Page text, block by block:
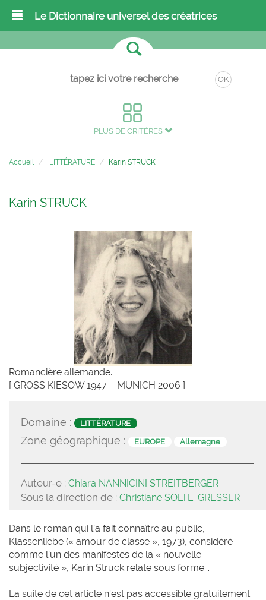
Le Dictionnaire universel des créatrices
OK
PLUS DE CRITÈRES
Accueil LITTÉRATURE Karin STRUCK
Karin STRUCK
Romancière allemande.
[ GROSS KIESOW 1947 – MUNICH 2006 ]
Domaine : LITTÉRATURE
Zone géographique : EUROPE Allemagne
Auteur-e : Chiara NANNICINI STREITBERGER
Sous la direction de : Christiane SOLTE-GRESSER
Dans le roman qui l’a fait connaître au public,
Klassenliebe (« amour de classe », 1973), considéré
comme l’un des manifestes de la « nouvelle
subjectivité », Karin Struck relate sous forme...
La suite de cet article n'est pas accessible gratuitement.